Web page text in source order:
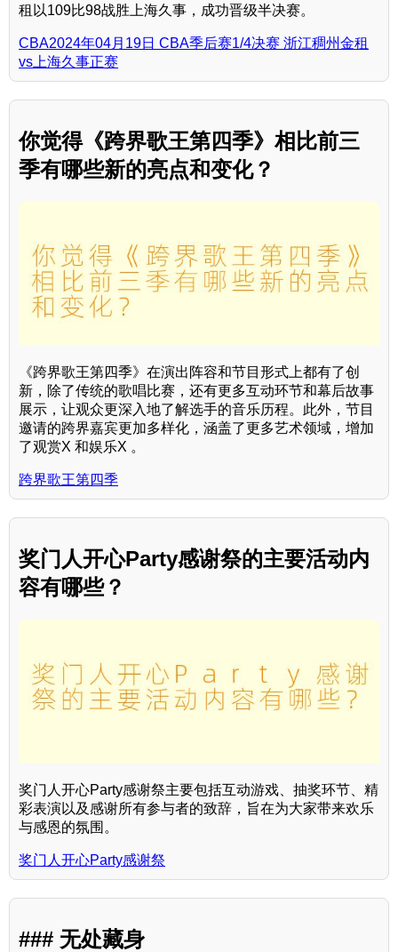
租以109比98战胜上海久事，成功晋级半决赛。
CBA2024年04月19日 CBA季后赛1/4决赛 浙江稠州金租
vs上海久事正赛
你觉得《跨界歌王第四季》相比前三
季有哪些新的亮点和变化？
《跨界歌王第四季》在演出阵容和节目形式上都有了创
新，除了传统的歌唱比赛，还有更多互动环节和幕后故事
展示，让观众更深入地了解选手的音乐历程。此外，节目
邀请的跨界嘉宾更加多样化，涵盖了更多艺术领域，增加
了观赏X 和娱乐X 。
跨界歌王第四季
奖门人开心Party感谢祭的主要活动内
容有哪些？
奖门人开心Party感谢祭主要包括互动游戏、抽奖环节、精
彩表演以及感谢所有参与者的致辞，旨在为大家带来欢乐
与感恩的氛围。
奖门人开心Party感谢祭
### 无处藏身